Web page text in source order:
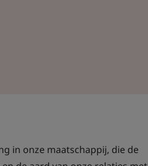
in onze maatschappij, die de